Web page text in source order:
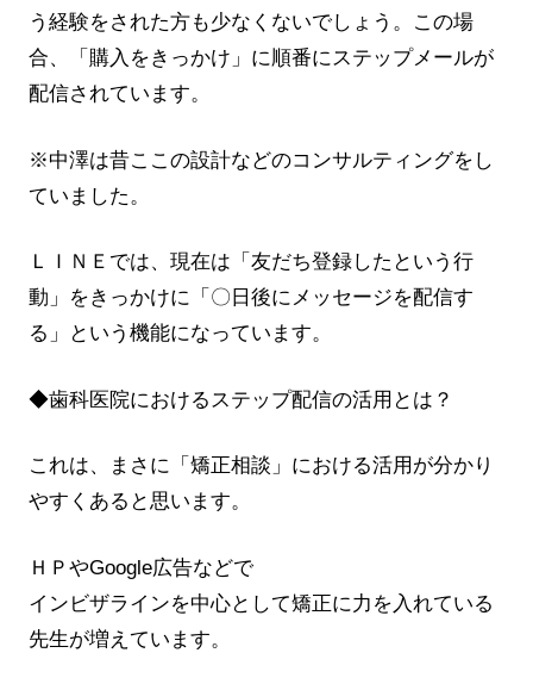
う経験をされた方も少なくないでしょう。この場
合、「購入をきっかけ」に順番にステップメールが
配信されています。
※中澤は昔ここの設計などのコンサルティングをし
ていました。
ＬＩＮＥでは、現在は「友だち登録したという行
動」をきっかけに「〇日後にメッセージを配信す
る」という機能になっています。
◆歯科医院におけるステップ配信の活用とは？
これは、まさに「矯正相談」における活用が分かり
やすくあると思います。
ＨＰやGoogle広告などで
インビザラインを中心として矯正に力を入れている
先生が増えています。